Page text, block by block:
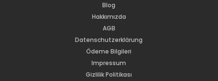
Blog
Hakkımızda
AGB
Datenschutzerklärung
Ödeme Bilgileri
Impressum
Gizlilik Politikası